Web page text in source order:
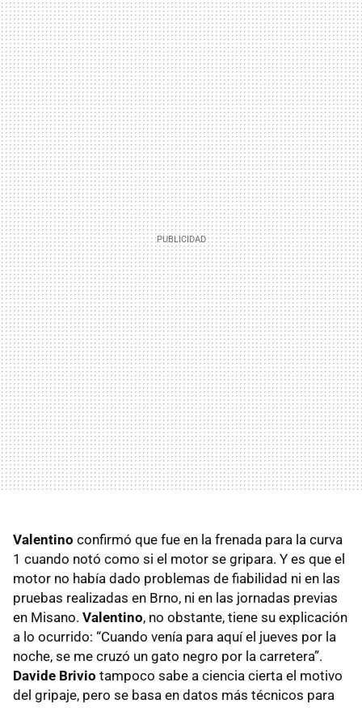
Valentino confirmó que fue en la frenada para la curva
1 cuando notó como si el motor se gripara. Y es que el
motor no había dado problemas de fiabilidad ni en las
pruebas realizadas en Brno, ni en las jornadas previas
en Misano. Valentino, no obstante, tiene su explicación
a lo ocurrido: “Cuando venía para aquí el jueves por la
noche, se me cruzó un gato negro por la carretera”.
Davide Brivio tampoco sabe a ciencia cierta el motivo
del gripaje, pero se basa en datos más técnicos para